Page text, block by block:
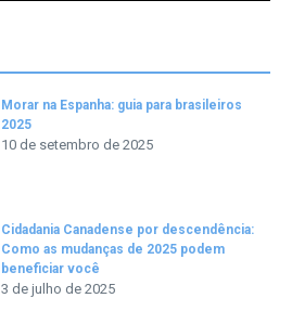
Morar na Espanha: guia para brasileiros
2025
10 de setembro de 2025
Cidadania Canadense por descendência:
Como as mudanças de 2025 podem
beneficiar você
3 de julho de 2025